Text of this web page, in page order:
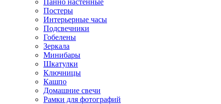
Панно настенные
Постеры
Интерьерные часы
Подсвечники
Гобелены
Зеркала
Минибары
Шкатулки
Ключницы
Кашпо
Домашние свечи
Рамки для фотографий